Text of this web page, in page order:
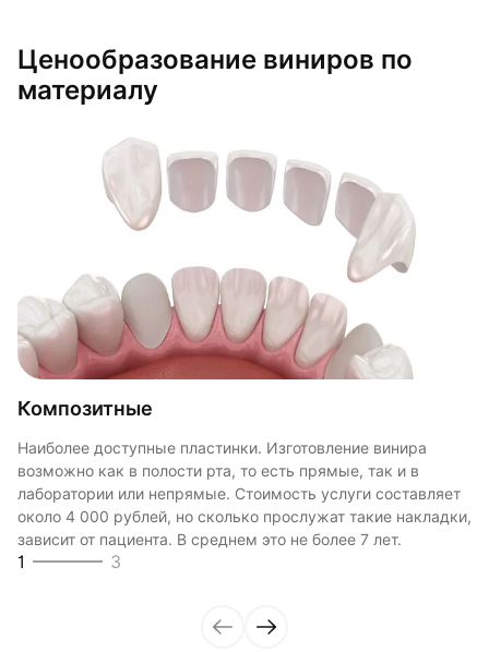
Ценообразование виниров по
материалу
Композитные
Наиболее доступные пластинки. Изготовление винира
возможно как в полости рта, то есть прямые, так и в
лаборатории или непрямые. Стоимость услуги составляет
около 4 000 рублей, но сколько прослужат такие накладки,
зависит от пациента. В среднем это не более 7 лет.
1 3
Керамические
Здесь стоимость зависит от клиники, города, где
расположена стоматология, материала, из готового будет
изготовлена пластинка. Керамическая масса для винира
варьируется в цене очень сильно, поэтому, сколько стоит
конкретный вариант подскажет врач. В среднем цена
будет от 10 000 рублей до 25 000.
На рефракторе E-max
В этом случае используется стеклокерамика. Внешний вид
винира практически не отличается от естественного зуба,
они максимально прочные, надежные, а служат до 20 лет.
Сколько стоит изменить улыбку с применением таких
накладок, зависит от их количества, так как редко
устанавливают одну пластинку. Чаще изменяют цвет и